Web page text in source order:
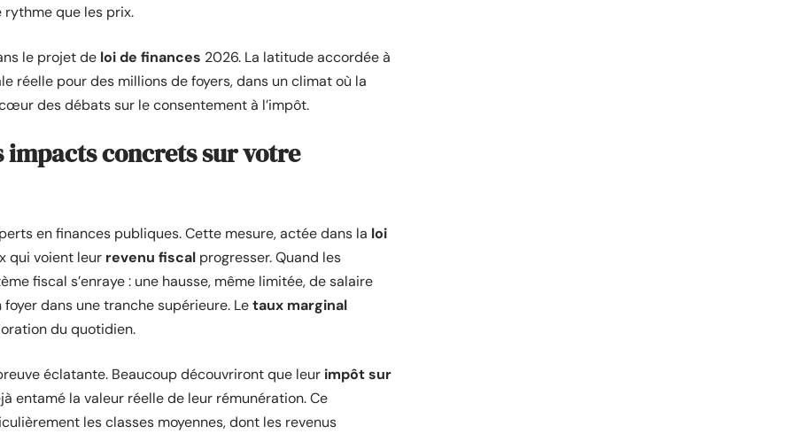
rythme que les prix.
le projet de loi de finances 2026. La latitude accordée à
réelle pour des millions de foyers, dans un climat où la
des débats sur le consentement à l’impôt.
impacts concrets sur votre
en finances publiques. Cette mesure, actée dans la loi
qui voient leur revenu fiscal progresser. Quand les
fiscal s’enraye : une hausse, même limitée, de salaire
dans une tranche supérieure. Letaux marginal
du quotidien.
éclatante. Beaucoup découvriront que leur impôt sur
entamé la valeur réelle de leur rémunération. Ce
les classes moyennes, dont les revenus